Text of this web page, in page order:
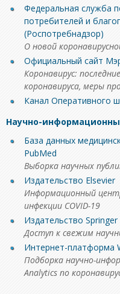
Федеральная служба
потребителей и
(Роспотребнадзор)
О новой
Официальный сайт
Коронавирус:
коронавируса, меры
Канал Оперативного
Научно-
База данных
PubMed
Выборка научных
Издательство Elsevier
Информационный
инфекции COVID-19
Издательство Springer
Доступ к свежим
Интернет-платформа
Подборка научно-
Analytics по